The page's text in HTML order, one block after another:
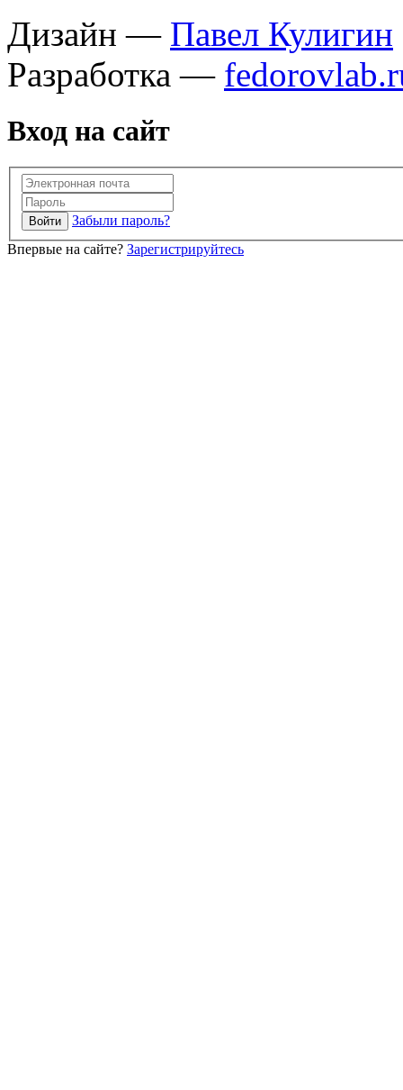
Дизайн — Павел Кулигин
Разработка —
Вход на сайт
Забыли пароль?
Впервые на сайте? Зарегистрируйтесь